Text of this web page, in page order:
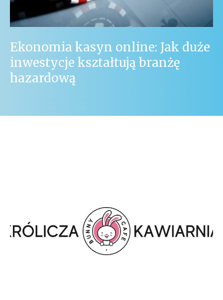
Ekonomia kasyn online: Jak duże
inwestycje kształtują branżę
hazardową